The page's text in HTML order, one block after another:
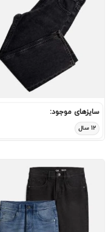
سایزهای موجود:
۱۲ سال